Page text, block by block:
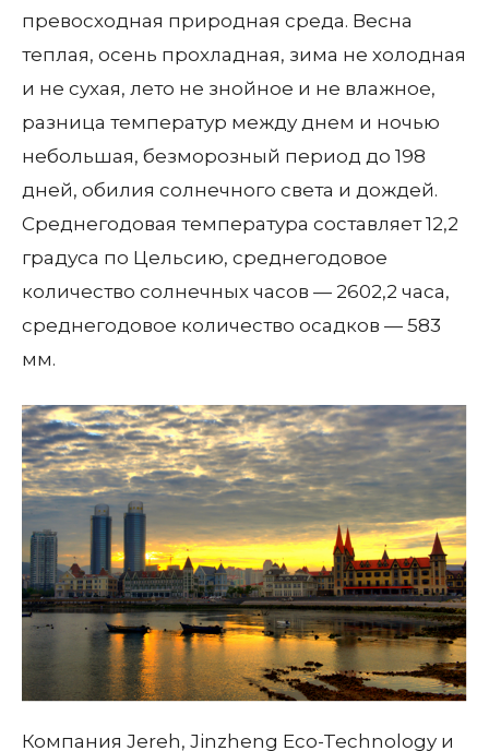
превосходная природная среда. Весна
теплая, осень прохладная, зима не холодная
и не сухая, лето не знойное и не влажное,
разница температур между днем и ночью
небольшая, безморозный период до 198
дней, обилия солнечного света и дождей.
Среднегодовая температура составляет 12,2
градуса по Цельсию, среднегодовое
количество солнечных часов — 2602,2 часа,
среднегодовое количество осадков — 583
мм.
Компания Jereh, Jinzheng Eco-Technology и